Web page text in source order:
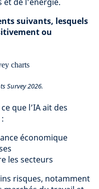
suivants, lesquels
ou
Survey 2026.
que l’IA ait des
économique
les secteurs
risques, notamment